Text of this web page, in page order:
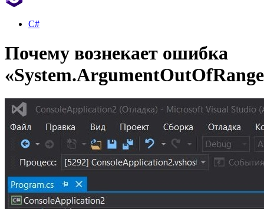
C#
Почему вознекает ошибка